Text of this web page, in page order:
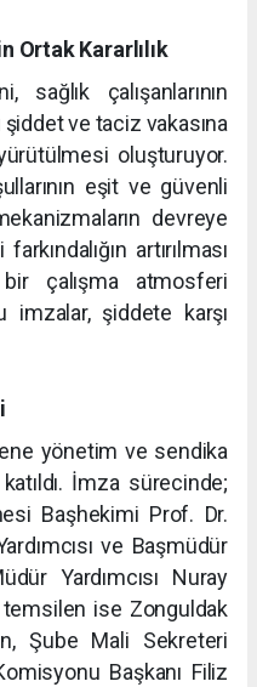
Ortak Kararlılık
çalışanlarının
ve taciz vakasına
oluşturuyor.
eşit ve güvenli
devreye
artırılması
bir çalışma atmosferi
imzalar, şiddete karşı
yönetim ve sendika
İmza sürecinde;
Başhekimi Prof. Dr.
ve Başmüdür
Yardımcısı Nuray
temsilen ise Zonguldak
Şube Mali Sekreteri
Başkanı Filiz